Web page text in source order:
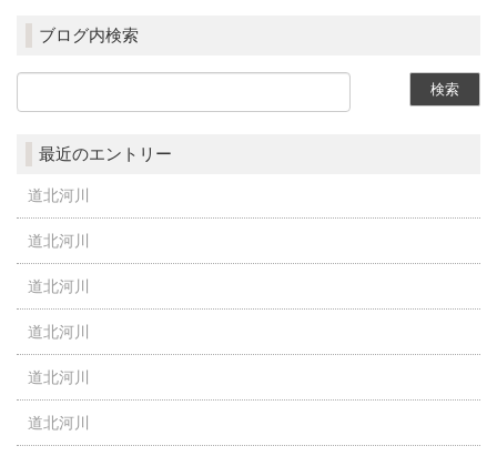
ブログ内検索
最近のエントリー
道北河川
道北河川
道北河川
道北河川
道北河川
道北河川